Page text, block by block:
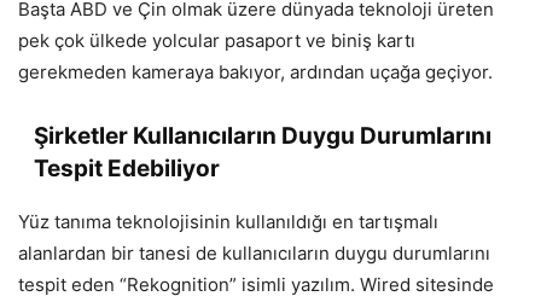
Başta ABD ve Çin olmak üzere dünyada teknoloji üreten
pek çok ülkede yolcular pasaport ve biniş kartı
gerekmeden kameraya bakıyor, ardından uçağa geçiyor.
Şirketler Kullanıcıların Duygu Durumlarını
Tespit Edebiliyor
Yüz tanıma teknolojisinin kullanıldığı en tartışmalı
alanlardan bir tanesi de kullanıcıların duygu durumlarını
tespit eden “Rekognition” isimli yazılım. Wired sitesinde